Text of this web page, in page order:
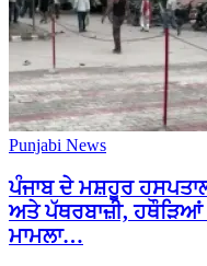
Punjabi News
ਪੰਜਾਬ ਦੇ ਮਸ਼ਹੂਰ
ਅਤੇ ਪੱਥਰਬਾਜ਼ੀ, ਹਥੌੜਿਆਂ
ਮਾਮਲਾ…